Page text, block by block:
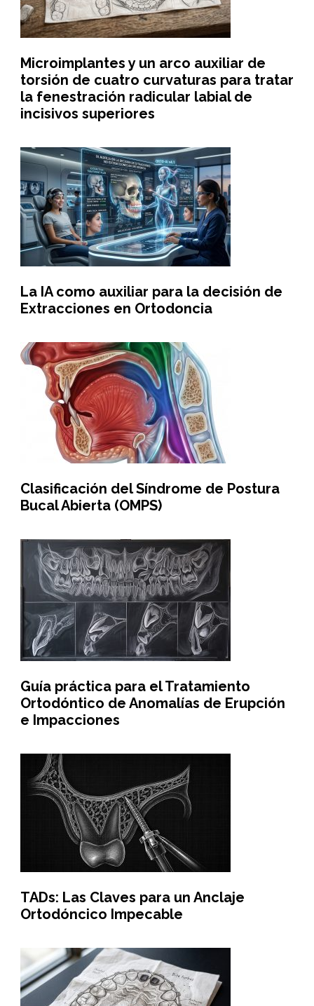
Microimplantes y un arco auxiliar de
torsión de cuatro curvaturas para tratar
la fenestración radicular labial de
incisivos superiores
La IA como auxiliar para la decisión de
Extracciones en Ortodoncia
Clasificación del Síndrome de Postura
Bucal Abierta (OMPS)
Guía práctica para el Tratamiento
Ortodóntico de Anomalías de Erupción
e Impacciones
TADs: Las Claves para un Anclaje
Ortodóncico Impecable